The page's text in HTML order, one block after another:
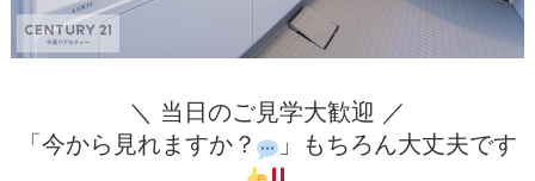
＼ 当日のご見学大歓迎 ／
「今から見れますか？
」もちろん大丈夫です